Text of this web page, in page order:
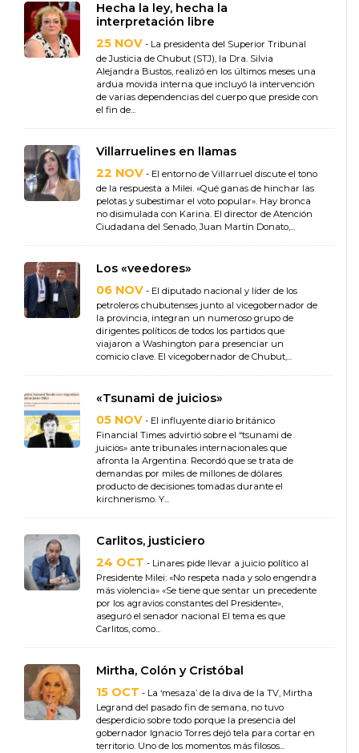
Hecha la ley, hecha la
interpretación libre
25 NOV - La presidenta del Superior Tribunal
de Justicia de Chubut (STJ), la Dra. Silvia
Alejandra Bustos, realizó en los últimos meses una
ardua movida interna que incluyó la intervención
de varias dependencias del cuerpo que preside con
el fin de...
Villarruelines en llamas
22 NOV - El entorno de Villarruel discute el tono
de la respuesta a Milei. «Qué ganas de hinchar las
pelotas y subestimar el voto popular». Hay bronca
no disimulada con Karina. El director de Atención
Ciudadana del Senado, Juan Martín Donato,...
Los «veedores»
06 NOV - El diputado nacional y líder de los
petroleros chubutenses junto al vicegobernador de
la provincia, integran un numeroso grupo de
dirigentes políticos de todos los partidos que
viajaron a Washington para presenciar un
comicio clave. El vicegobernador de Chubut,...
«Tsunami de juicios»
05 NOV - El influyente diario británico
Financial Times advirtió sobre el “tsunami de
juicios» ante tribunales internacionales que
afronta la Argentina. Recordó que se trata de
demandas por miles de millones de dólares
producto de decisiones tomadas durante el
kirchnerismo. Y...
Carlitos, justiciero
24 OCT - Linares pide llevar a juicio político al
Presidente Milei: «No respeta nada y solo engendra
más violencia» «Se tiene que sentar un precedente
por los agravios constantes del Presidente»,
aseguró el senador nacional El tema es que
Carlitos, como...
Mirtha, Colón y Cristóbal
15 OCT - La ‘mesaza’ de la diva de la TV, Mirtha
Legrand del pasado fin de semana, no tuvo
desperdicio sobre todo porque la presencia del
gobernador Ignacio Torres dejó tela para cortar en
territorio. Uno de los momentos más filosos...